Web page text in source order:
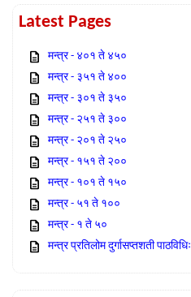
Latest Pages
मन्त्र - ४०१ ते ४५०
मन्त्र - ३५१ ते ४००
मन्त्र - ३०१ ते ३५०
मन्त्र - २५१ ते ३००
मन्त्र - २०१ ते २५०
मन्त्र - १५१ ते २००
मन्त्र - १०१ ते १५०
मन्त्र - ५१ ते १००
मन्त्र - १ ते ५०
मन्त्र प्रतिलोम दुर्गासप्तशती पाठविधिः